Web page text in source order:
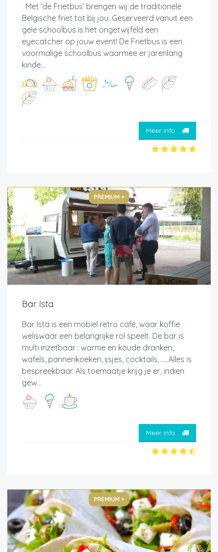
Met ‘de Frietbus’ brengen wij de traditionele
Belgische friet tot bij jou. Geserveerd vanuit een
gele schoolbus is het ongetwijfeld een
eyecatcher op jouw event! De Frietbus is een
voormalige schoolbus waarmee er jarenlang
kinde...
Meer info
PREMIUM +
Bar Ista
Bar Ista is een mobiel retro café, waar koffie
weliswaar een belangrijke rol speelt. De bar is
multi inzetbaar : warme en koude dranken,
wafels, pannenkoeken, ijsjes, cocktails, .....Alles is
bespreekbaar. Als toemaatje krijg je er, indien
gew...
Meer info
PREMIUM +